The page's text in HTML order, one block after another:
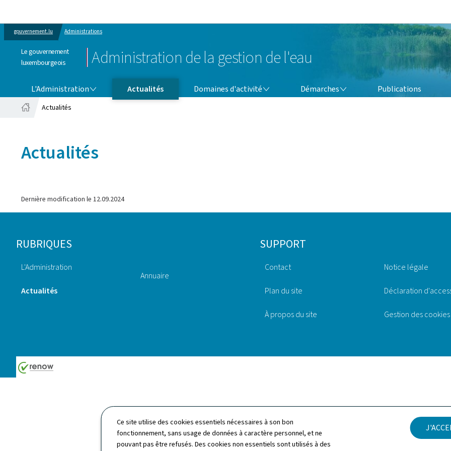
Ce site utilise des cookies essentiels nécessaires à son bon
fonctionnement, sans usage de données à caractère personnel, et ne
pouvant pas être refusés. Des cookies non essentiels sont utilisés à des
gouvernement.lu Administrations
Le gouvernement
luxembourgeois
Administration de la gestion de l'eau
L'Administration Actualités Domaines d'activité Démarches
DÉMARCHES
Publications
Actualités
Actualités
Dernière modification le 12.09.2024
Pied
de
RUBRIQUES
L'Administration
Actualités
Annuaire
SUPPORT
Contact
Plan du site
À propos du site
Notice légale
Déclaration
Gestion des cookies